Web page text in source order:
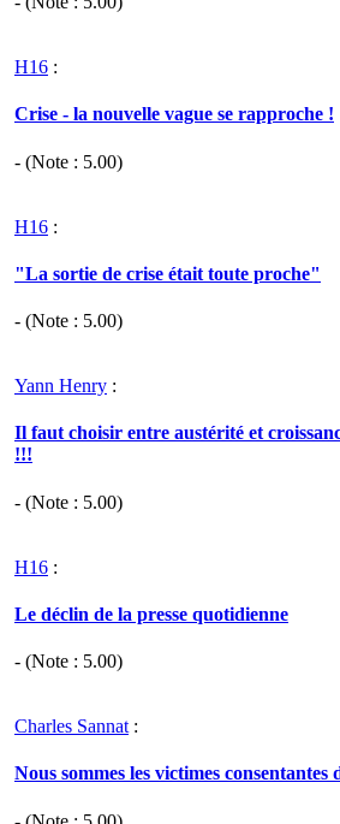
H16 :
Crise - la nouvelle vague se rapproche !
- (Note : 5.00)
H16 :
"La sortie de crise était toute proche"
- (Note : 5.00)
Yann Henry :
Il faut choisir entre austérité et
!!!
- (Note : 5.00)
H16 :
Le déclin de la presse quotidienne
- (Note : 5.00)
Charles Sannat :
Nous sommes les victimes consentantes